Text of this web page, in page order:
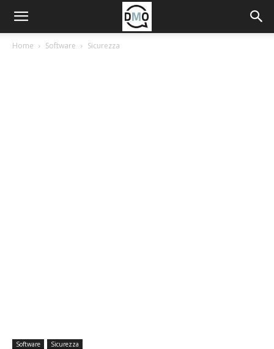
Home Software Sicurezza
Software Sicurezza